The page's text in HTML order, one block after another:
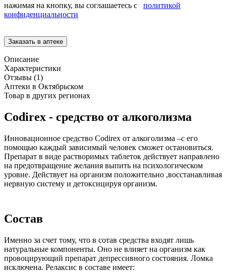
нажимая на кнопку, вы соглашаетесь с политикой
конфиденциальности
Описание
Характеристики
Отзывы (1)
Аптеки в Октябрьском
Товар в других регионах
Codirex - средство от алкоголизма
Инновационное средство Codirex от алкоголизма –с его
помощью каждый зависимый человек сможет остановиться.
Препарат в виде растворимых таблеток действует направлено
на предотвращение желания выпить на психологическом
уровне. Действует на организм положительно ,восстанавливая
нервную систему и детоксицируя организм.
Состав
Именно за счет тому, что в сотав средства входят лишь
натуральные компоненты. Оно не влияет на организм как
провоцирующий препарат депрессивного состояния. Ломка
исключена. Релаксис в составе имеет: